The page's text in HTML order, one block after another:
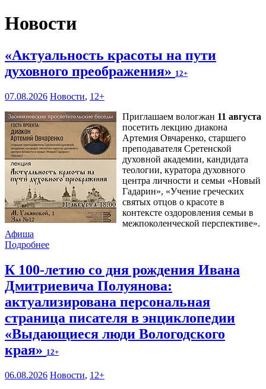
Новости
«Актуальность красоты на пути
духовного преображения» 12+
07.08.2026 Новости, 12+
Приглашаем вологжан 11 августа
посетить лекцию диакона
Артемия Овчаренко, старшего
преподавателя Сретенской
духовной академии, кандидата
теологии, куратора духовного
центра личности и семьи «Новый
Гадарин», «Учение греческих
святых отцов о красоте в
контексте оздоровления семьи в
межпоколенческой перспективе».
Афиша
Подробнее
К 100-летию со дня рождения Ивана
Дмитриевича Полуянова:
актуализирована персональная
страница писателя в энциклопедии
«Выдающиеся люди Вологодского
края» 12+
06.08.2026 Новости, 12+